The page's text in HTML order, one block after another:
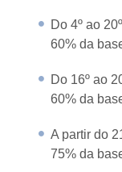
Do 4º ao
60% da
Do 16º ao
60% da
A partir do
75% da